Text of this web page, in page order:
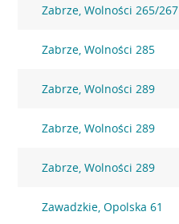
Zabrze, Wolności 265/267
Zabrze, Wolności 285
Zabrze, Wolności 289
Zabrze, Wolności 289
Zabrze, Wolności 289
Zawadzkie, Opolska 61